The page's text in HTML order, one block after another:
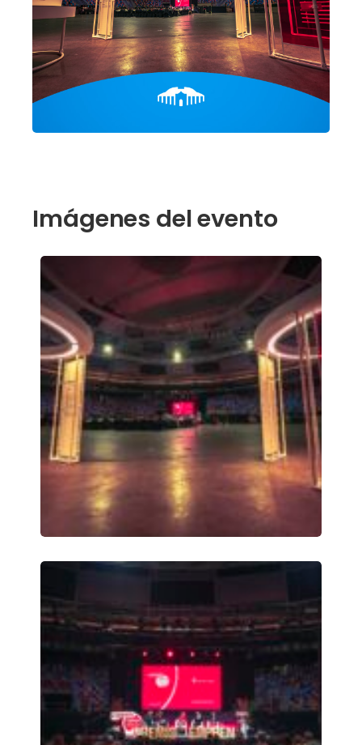
Imágenes del evento